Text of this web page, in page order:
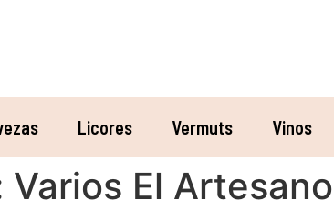
Licores Vermuts Vinos
Varios El Artesano